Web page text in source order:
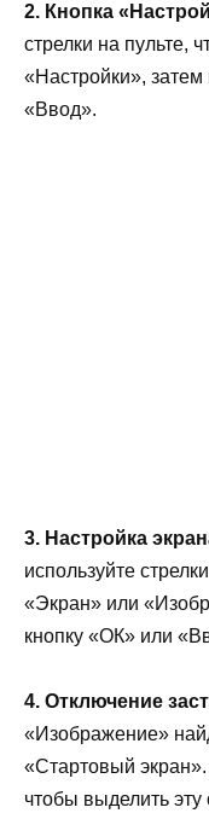
2. Кнопка
стрелки на пульте,
«Настройки»,
«Ввод».
3. Настройка
используйте
«Экран» или
кнопку «ОК» или
4. Отключение
«Изображение»
«Стартовый экран».
чтобы выделить